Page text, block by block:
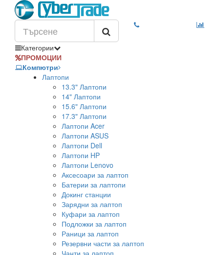
Категории
ПРОМОЦИИ
Компютри
Лаптопи
13.3" Лаптопи
14" Лаптопи
15.6" Лаптопи
17.3" Лаптопи
Лаптопи Acer
Лаптопи ASUS
Лаптопи Dell
Лаптопи HP
Лаптопи Lenovo
Аксесоари за лаптоп
Батерии за лаптопи
Докинг станции
Зарядни за лаптоп
Куфари за лаптоп
Подложки за лаптоп
Раници за лаптоп
Резервни части за лаптоп
Чанти за лаптоп